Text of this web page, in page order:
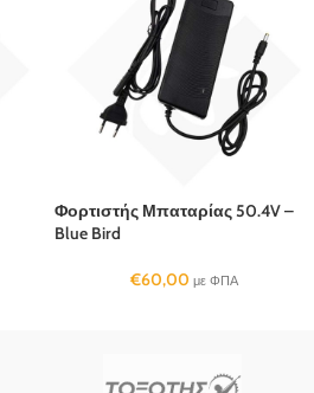
Φορτιστής Μπαταρίας 50.4V –
Blue Bird
€60,00 με ΦΠΑ